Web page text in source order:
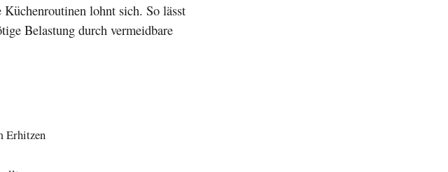
lohnt sich. So lässt
Belastung durch vermeidbare
Erhitzen